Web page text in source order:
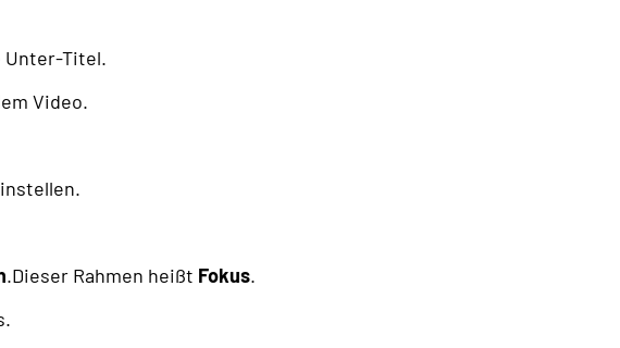
Unter-Titel.
Video.
.Dieser Rahmen heißt Fokus.